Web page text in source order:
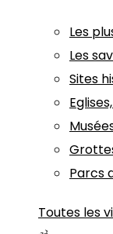
Les
Les
Sites
Parcs
Toutes les